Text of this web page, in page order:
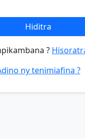
Hiditra
?
ny tenimiafina ?